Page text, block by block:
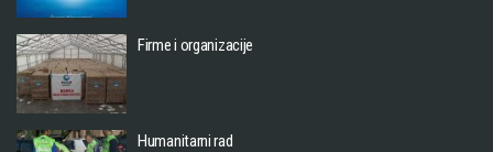
Firme i organizacije
Humanitarni rad